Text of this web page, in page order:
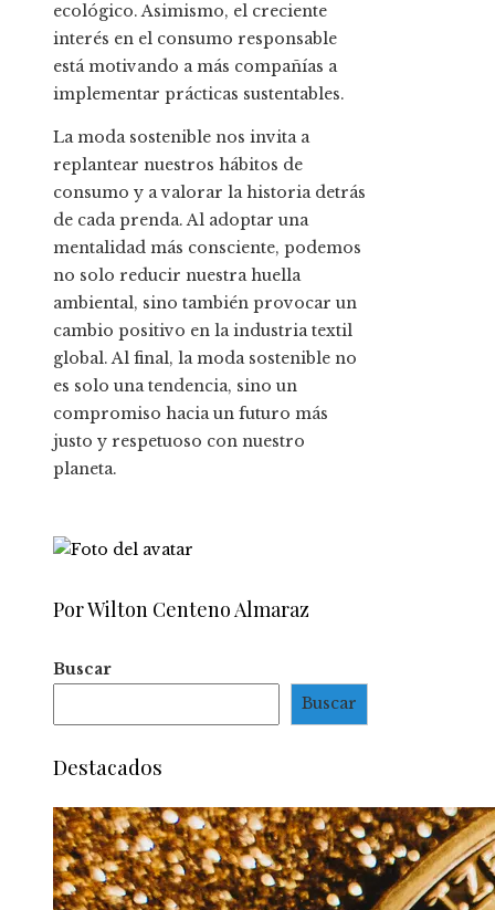
ecológico. Asimismo, el creciente
interés en el consumo responsable
está motivando a más compañías a
implementar prácticas sustentables.
La moda sostenible nos invita a
replantear nuestros hábitos de
consumo y a valorar la historia detrás
de cada prenda. Al adoptar una
mentalidad más consciente, podemos
no solo reducir nuestra huella
ambiental, sino también provocar un
cambio positivo en la industria textil
global. Al final, la moda sostenible no
es solo una tendencia, sino un
compromiso hacia un futuro más
justo y respetuoso con nuestro
planeta.
Por Wilton Centeno Almaraz
Buscar
Buscar
Destacados